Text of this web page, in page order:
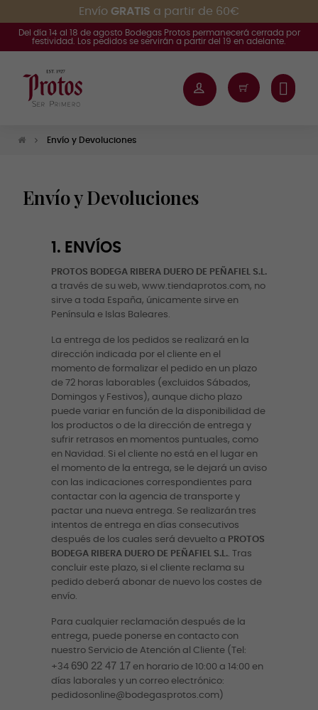
Envío GRATIS a partir de 60€
Del día 14 al 18 de agosto Bodegas Protos permanecerá cerrada por
festividad. Los pedidos se servirán a partir del 19 en adelante.
Envío y Devoluciones
Envío y Devoluciones
1. ENVÍOS
PROTOS BODEGA RIBERA DUERO DE PEÑAFIEL S.L.
a través de su web, www.tiendaprotos.com, no
sirve a toda España, únicamente sirve en
Península e Islas Baleares.
La entrega de los pedidos se realizará en la
dirección indicada por el cliente en el
momento de formalizar el pedido en un plazo
de 72 horas laborables (excluidos Sábados,
Domingos y Festivos), aunque dicho plazo
puede variar en función de la disponibilidad de
los productos o de la dirección de entrega y
sufrir retrasos en momentos puntuales, como
en Navidad. Si el cliente no está en el lugar en
el momento de la entrega, se le dejará un aviso
con las indicaciones correspondientes para
contactar con la agencia de transporte y
pactar una nueva entrega. Se realizarán tres
intentos de entrega en días consecutivos
después de los cuales será devuelto a PROTOS
BODEGA RIBERA DUERO DE PEÑAFIEL S.L.. Tras
concluir este plazo, si el cliente reclama su
pedido deberá abonar de nuevo los costes de
envío.
Para cualquier reclamación después de la
entrega, puede ponerse en contacto con
nuestro Servicio de Atención al Cliente (Tel:
+34 690 22 47 17 en horario de 10:00 a 14:00 en
días laborales y un correo electrónico:
pedidosonline@bodegasprotos.com)